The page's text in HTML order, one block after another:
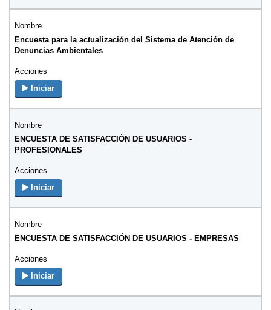
Encuesta para la actualización del Sistema de Atención de
Denuncias Ambientales
Iniciar
ENCUESTA DE SATISFACCIÓN DE USUARIOS -
PROFESIONALES
Iniciar
ENCUESTA DE SATISFACCIÓN DE USUARIOS - EMPRESAS
Iniciar